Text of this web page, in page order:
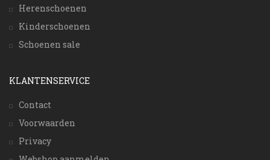
Herenschoenen
Kinderschoenen
Schoenen sale
KLANTENSERVICE
Contact
Voorwaarden
Privacy